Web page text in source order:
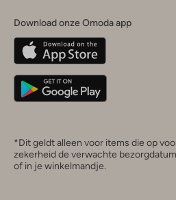
Belgique(Français)
Deutschland
Download onze Omoda app
*Dit geldt alleen voor items die op
zekerheid de verwachte
of in je winkelmandje.